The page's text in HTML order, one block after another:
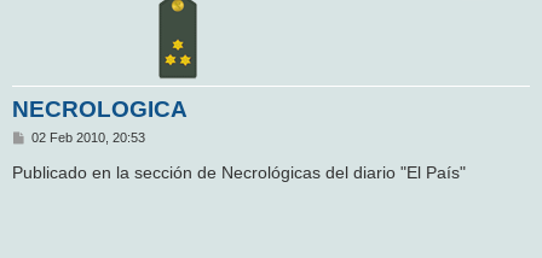
NECROLOGICA
M
n
s
02 Feb 2010, 20:53
Publicado en la sección de Necrológicas del diario "El País"